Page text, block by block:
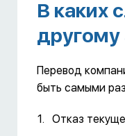
В каких
другому
Перевод
быть самыми
Отказ